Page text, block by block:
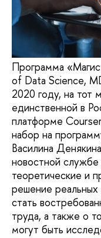
Программа
of Data Science,
2020 году, на тот
единственной в
платформе
набор на
Василина
новостной службе
теоретические и
решение реальных
стать
труда, а также о
могут быть